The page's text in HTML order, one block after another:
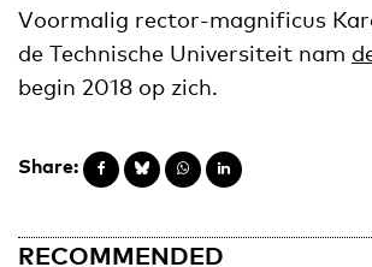
Voormalig rector-magnificus
de Technische Universiteit nam
begin 2018 op zich.
Share:
RECOMMENDED